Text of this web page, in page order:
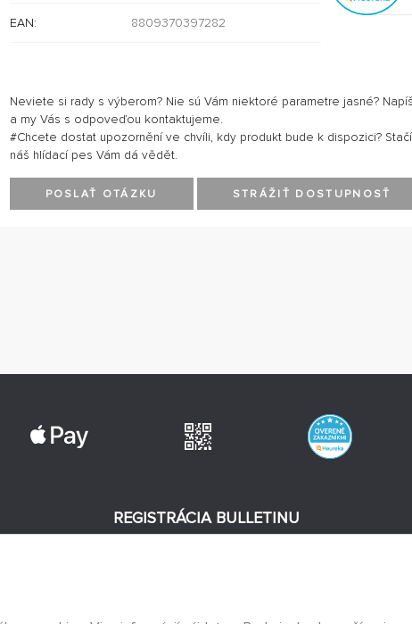
EAN: 8809370397282
Neviete si rady s výberom? Nie sú Vám niektoré parametre jasné?
a my Vás s odpoveďou kontaktujeme.
#Chcete dostat upozornění ve chvíli, kdy produkt bude k dispozici?
náš hlídací pes Vám dá vědět.
POSLAŤ OTÁZKU STRÁŽIŤ DOSTUPNOSŤ
REGISTRÁCIA BULLETINU